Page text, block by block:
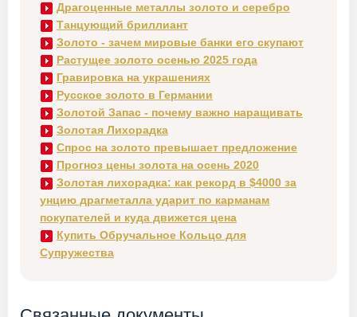
Драгоценные металлы золото и серебро
Танцующий бриллиант
Золото - зачем мировые банки его скупают
Растущее золото осенью 2025 года
Гравировка на украшениях
Русское золото в Германии
Золотой Запас - почему важно наращивать
Золотая Лихорадка
Спрос на золото превышает предложение
Прогноз цены золота на осень 2020
Золотая лихорадка: как рекорд в $4000 за
унцию драгметалла ударит по карманам
покупателей и куда движется цена
Купить Обручальное Кольцо для
Супружества